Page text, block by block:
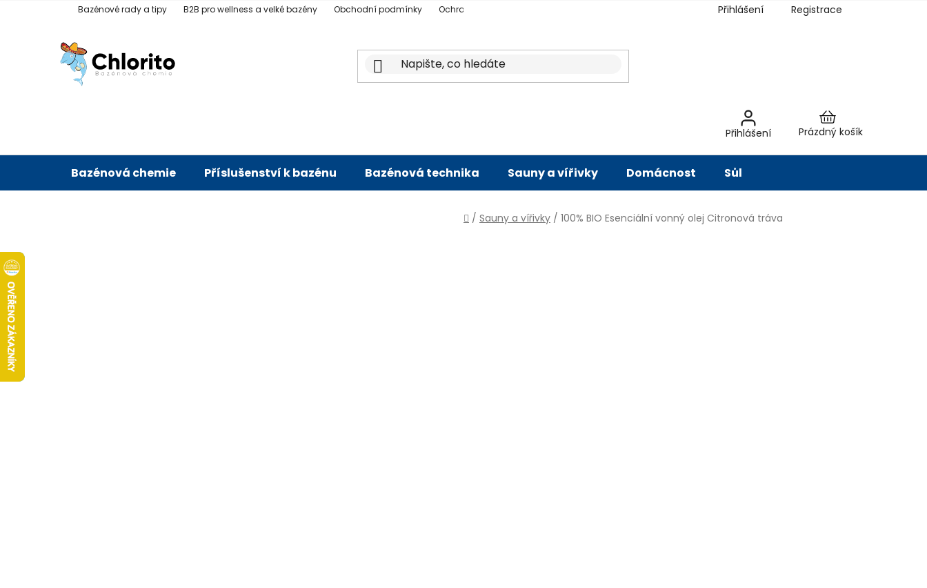
Bazénové rady a tipy B2B pro wellness a velké bazény Obchodní podmínky Ochrana osobních údajů Hodnocení obchodu Slovník pojmů Péče o vodu
Přihlášení Registrace
Přihlášení
Nákupní
Prázdný košík
Bazénová chemie Příslušenství k bazénu Bazénová technika Sauny a vířivky Domácnost Sůl
Domů
/ Sauny a vířivky / 100% BIO Esenciální vonný olej Citronová tráva